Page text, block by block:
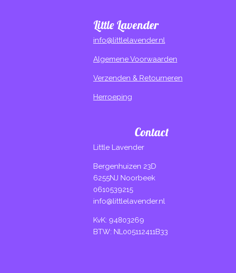
Little Lavender
info@littlelavender.nl
Algemene Voorwaarden
Verzenden & Retourneren
Herroeping
Contact
Little Lavender
Bergenhuizen 23D
6255NJ Noorbeek
0610539215
info@littlelavender.nl
KvK: 94803269
BTW: NL005112411B33